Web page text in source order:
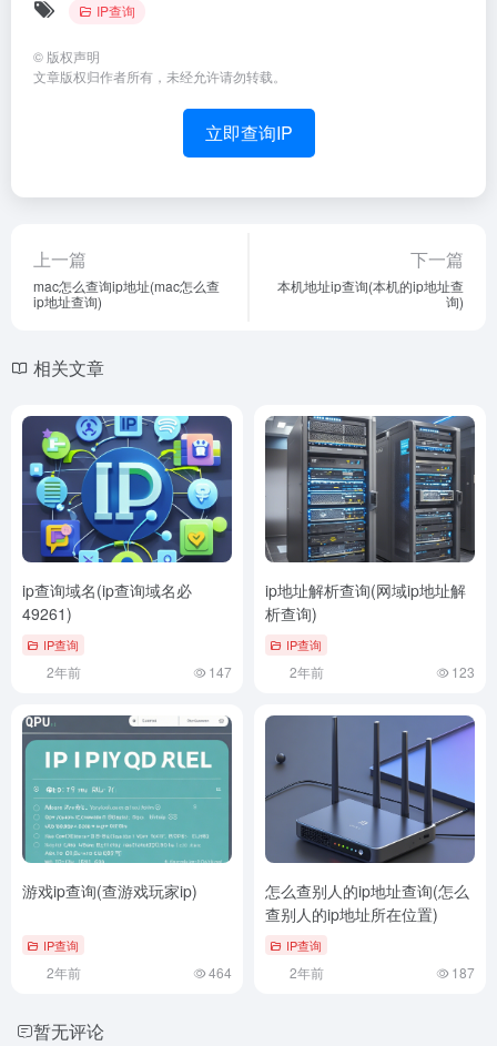
IP查询
© 版权声明
文章版权归作者所有，未经允许请勿转载。
立即查询IP
上一篇
mac怎么查询ip地址(mac怎么查
ip地址查询)
下一篇
本机地址ip查询(本机的ip地址查
询)
相关文章
ip查询域名(ip查询域名必
49261)
IP查询
2年前 147
ip地址解析查询(网域ip地址解
析查询)
IP查询
2年前 123
游戏ip查询(查游戏玩家ip)
IP查询
2年前 464
怎么查别人的ip地址查询(怎么
查别人的ip地址所在位置)
IP查询
2年前 187
暂无评论